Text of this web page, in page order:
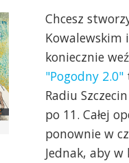
Chcesz
Kowalewskim
koniecznie
"Pogodny 2.0"
Radiu
po 11. Całej
ponownie w
Jednak, aby